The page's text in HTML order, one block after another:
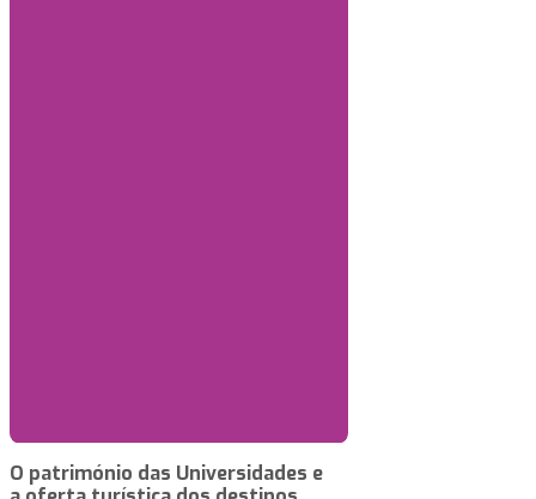
O património das Universidades e